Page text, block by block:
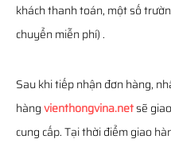
khách thanh toán, một số
chuyển miễn phí) .
Sau khi tiếp nhận đơn hàng,
hàngvienthongvina.netsẽ
cung cấp. Tại thời điểm giao